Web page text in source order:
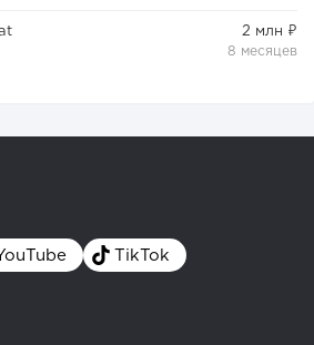
2 млн ₽
8 месяцев
TikTok